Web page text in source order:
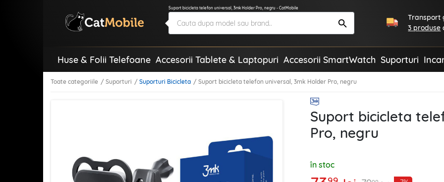
Suport bicicleta telefon universal, 3mk Holder Pro, negru - CatMobile
Transport
3 produse
Huse & Folii Telefoane Accesorii Tablete & Laptopuri Accesorii SmartWatch Suporturi
Toate categoriile Suporturi Suporturi Bicicleta Suport bicicleta telefon universal, 3mk Holder Pro, negru
Suport bicicleta
Pro, negru
în stoc